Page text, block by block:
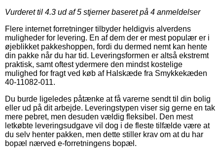
Vurderet til 4.3 ud af 5 stjerner baseret på 4 anmeldelser
Flere internet forretninger tilbyder heldigvis alverdens
muligheder for levering. En af dem der er mest populær er i
øjeblikket pakkeshoppen, fordi du dermed nemt kan hente
din pakke når du har tid. Leveringsformen er altså ekstremt
praktisk, samt oftest ydermere den mindst kostelige
mulighed for fragt ved køb af Halskæde fra Smykkekæden
40-11082-011.
Du burde ligeledes påtænke at få varerne sendt til din bolig
eller ud på dit arbejde. Leveringstypen viser sig gerne en tak
mere pebret, men desuden vældig fleksibel. Den mest
letkøbte leveringsudgave vil dog i de fleste tilfælde være at
du selv henter pakken, men dette stiller krav om at du har
bopæl nærved e-forretningens bopæl.